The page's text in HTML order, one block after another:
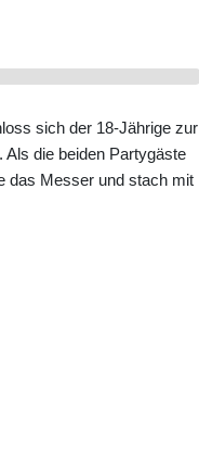
sich der 18-Jährige zur
die beiden Partygäste
das Messer und stach mit